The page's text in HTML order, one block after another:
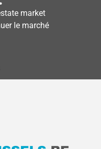
market
le marché